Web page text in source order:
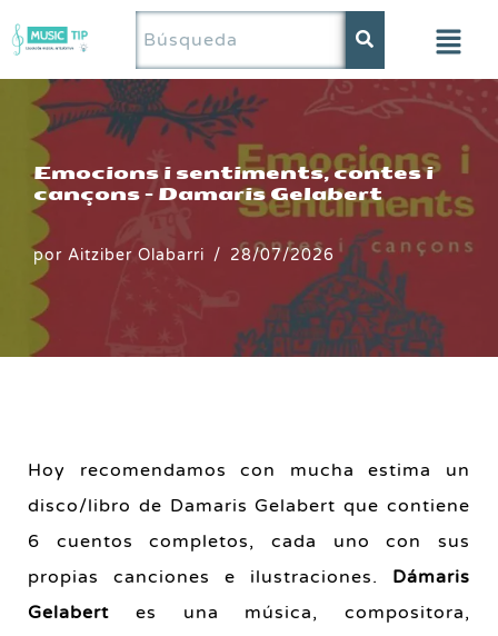
al
contenido
Emocions i sentiments, contes i
cançons – Damaris Gelabert
por Aitziber Olabarri 28/07/2026
Hoy recomendamos con mucha estima un
disco/libro de Damaris Gelabert que contiene
6 cuentos completos, cada uno con sus
propias canciones e ilustraciones. Dámaris
Gelabert es una música, compositora,